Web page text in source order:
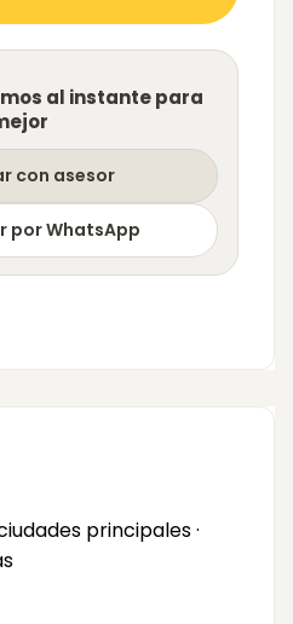
al instante para
con asesor
por WhatsApp
principales ·